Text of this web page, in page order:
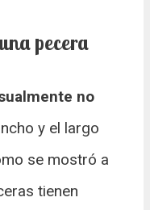
pecera
no
y el largo
se mostró a
tienen